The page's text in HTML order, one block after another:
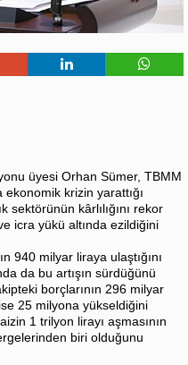
üyesi Orhan Sümer, TBMM
ekonomik krizin yarattığı
sektörünün kârlılığını rekor
icra yükü altında ezildiğini
940 milyar liraya ulaştığını
da bu artışın sürdüğünü
borçlarının 296 milyar
25 milyona yükseldiğini
1 trilyon lirayı aşmasının
biri olduğunu